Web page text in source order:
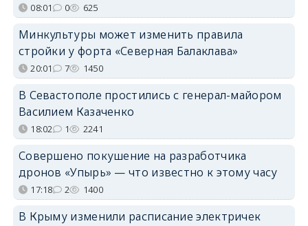
08:01 0 625
Минкультуры может изменить правила
стройки у форта «Северная Балаклава»
20:01 7 1450
В Севастополе простились с генерал-майором
Василием Казаченко
18:02 1 2241
Совершено покушение на разработчика
дронов «Упырь» — что известно к этому часу
17:18 2 1400
В Крыму изменили расписание электричек